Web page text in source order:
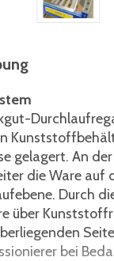
gelagert. An
die Ware auf
Durch
über
bei